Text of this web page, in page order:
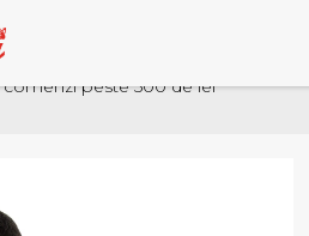
comenzi peste 500 de lei